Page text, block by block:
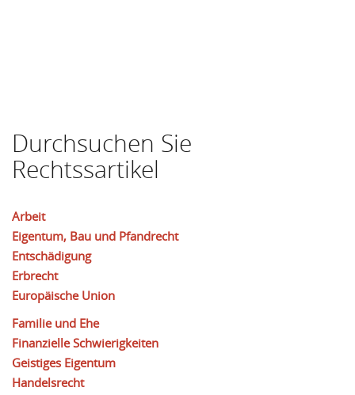
Durchsuchen Sie
Rechtssartikel
Arbeit
Eigentum, Bau und Pfandrecht
Entschädigung
Erbrecht
Europäische Union
Familie und Ehe
Finanzielle Schwierigkeiten
Geistiges Eigentum
Handelsrecht